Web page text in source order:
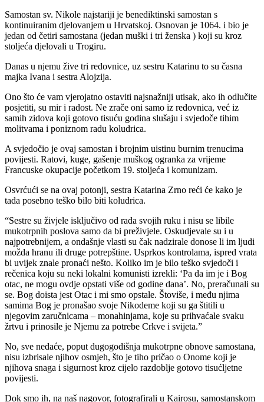
Samostan sv. Nikole najstariji je benediktinski samostan s
kontinuiranim djelovanjem u Hrvatskoj. Osnovan je 1064. i bio je
jedan od četiri samostana (jedan muški i tri ženska ) koji su kroz
stoljeća djelovali u Trogiru.
Danas u njemu žive tri redovnice, uz sestru Katarinu to su časna
majka Ivana i sestra Alojzija.
Ono što će vam vjerojatno ostaviti najsnažniji utisak, ako ih odlučite
posjetiti, su mir i radost. Ne zrače oni samo iz redovnica, već iz
samih zidova koji gotovo tisuću godina slušaju i svjedoče tihim
molitvama i poniznom radu koludrica.
A svjedočio je ovaj samostan i brojnim uistinu burnim trenucima
povijesti. Ratovi, kuge, gašenje muškog ogranka za vrijeme
Francuske okupacije početkom 19. stoljeća i komunizam.
Osvrćući se na ovaj potonji, sestra Katarina Zrno reći će kako je
tada posebno teško bilo biti koludrica.
“Sestre su živjele isključivo od rada svojih ruku i nisu se libile
mukotrpnih poslova samo da bi preživjele. Oskudjevale su i u
najpotrebnijem, a ondašnje vlasti su čak nadzirale donose li im ljudi
možda hranu ili druge potrepštine. Usprkos kontrolama, ispred vrata
bi uvijek znale pronaći nešto. Koliko im je bilo teško svjedoči i
rečenica koju su neki lokalni komunisti izrekli: ‘Pa da im je i Bog
otac, ne mogu ovdje opstati više od godine dana’. No, preračunali su
se. Bog doista jest Otac i mi smo opstale. Štoviše, i među njima
samima Bog je pronašao svoje Nikodeme koji su ga štitili u
njegovim zaručnicama – monahinjama, koje su prihvaćale svaku
žrtvu i prinosile je Njemu za potrebe Crkve i svijeta.”
No, sve nedaće, poput dugogodišnja mukotrpne obnove samostana,
nisu izbrisale njihov osmjeh, što je tiho pričao o Onome koji je
njihova snaga i sigurnost kroz cijelo razdoblje gotovo tisućljetne
povijesti.
Dok smo ih, na naš nagovor, fotografirali u Kairosu, samostanskom